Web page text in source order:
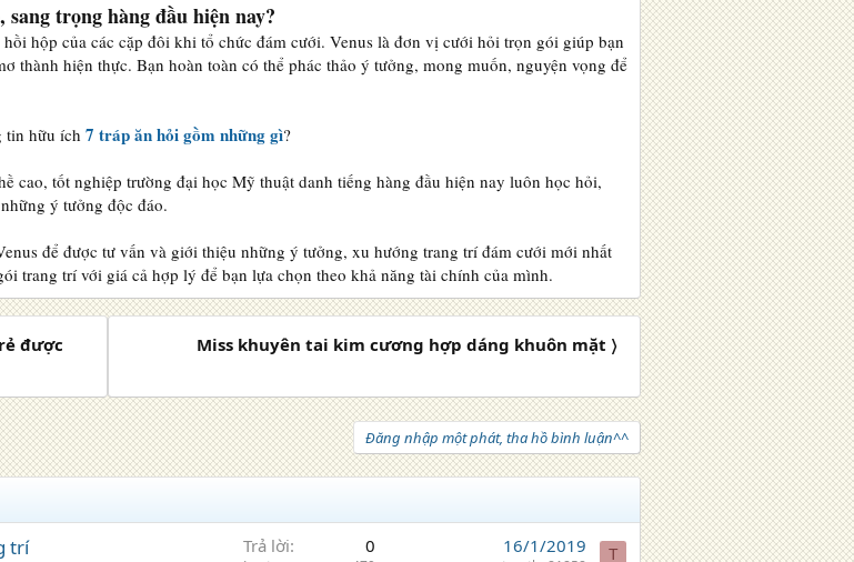
trọng hàng đầu hiện nay?
hộp của các cặp đôi khi tổ chức đám cưới. Venus là đơn vị cưới hỏi trọn gói giúp bạn
thành hiện thực. Bạn hoàn toàn có thể phác thảo ý tưởng, mong muốn, nguyện vọng để
tin hữu ích 7 tráp ăn hỏi gồm những gì?
cao, tốt nghiệp trường đại học Mỹ thuật danh tiếng hàng đầu hiện nay luôn học hỏi,
ý tưởng độc đáo.
để được tư vấn và giới thiệu những ý tưởng, xu hướng trang trí đám cưới mới nhất
trang trí với giá cả hợp lý để bạn lựa chọn theo khả năng tài chính của mình.
được
Miss khuyên tai kim cương hợp dáng khuôn mặt 〉
Đăng nhập một phát, tha hồ bình luận^^
trí Trả lời 0 16/1/2019 T